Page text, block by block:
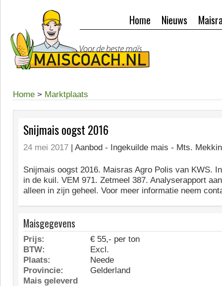
Nieuws
Home
Home > Marktplaats
Snijmais oogst 2016
24 mei 2017 | Aanbod - Ingekuilde mais - Mts.
Snijmais oogst 2016. Maisras Agro Polis van KWS.
in de kuil. VEM 971. Zetmeel 387. Analyserapport
alleen in zijn geheel. Voor meer informatie neem
Maisgegevens
Prijs:
€ 55,- per ton
BTW:
Excl.
Plaats:
Neede
Provincie:
Gelderland
Mais geleverd